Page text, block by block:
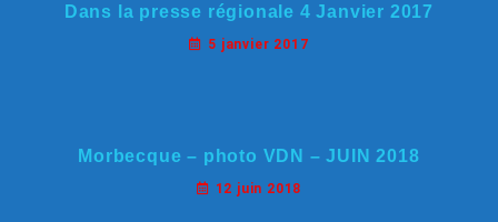
Dans la presse régionale 4 Janvier 2017
5 janvier 2017
Morbecque – photo VDN – JUIN 2018
12 juin 2018